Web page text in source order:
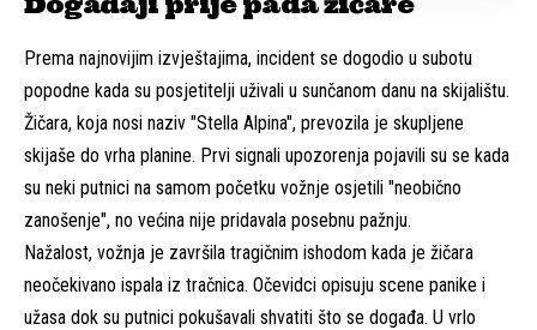
Prema najnovijim izvještajima, incident se dogodio u subotu
popodne kada su posjetitelji uživali u sunčanom danu na skijalištu.
Žičara, koja nosi naziv "Stella Alpina", prevozila je skupljene
skijaše do vrha planine. Prvi signali upozorenja pojavili su se kada
su neki putnici na samom početku vožnje osjetili "neobično
zanošenje", no većina nije pridavala posebnu pažnju.
Nažalost, vožnja je završila tragičnim ishodom kada je žičara
neočekivano ispala iz tračnica. Očevidci opisuju scene panike i
užasa dok su putnici pokušavali shvatiti što se događa. U vrlo